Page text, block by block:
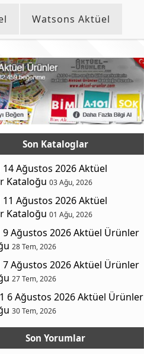
Watsons Aktüel
Son Kataloglar
14 Ağustos 2026 Aktüel
Kataloğu 03 Ağu, 2026
11 Ağustos 2026 Aktüel
Kataloğu 01 Ağu, 2026
9 Ağustos 2026 Aktüel Ürünler
28 Tem, 2026
7 Ağustos 2026 Aktüel Ürünler
27 Tem, 2026
6 Ağustos 2026 Aktüel Ürünler
30 Tem, 2026
Son Yorumlar